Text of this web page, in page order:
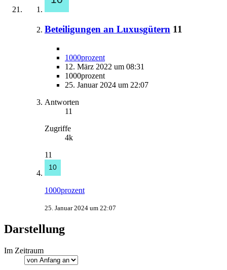
Beteiligungen an Luxusgütern 11
1000prozent
12. März 2022 um 08:31
1000prozent
25. Januar 2024 um 22:07
Antworten
11
Zugriffe
4k
11
1000prozent
25. Januar 2024 um 22:07
Darstellung
Im Zeitraum